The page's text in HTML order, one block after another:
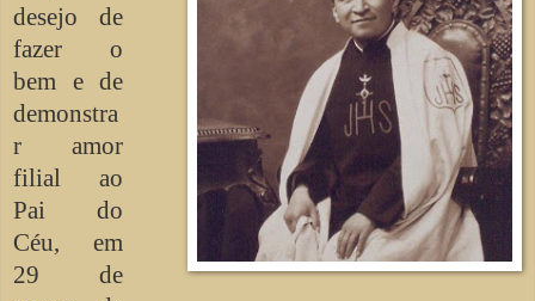
desejo de
fazer o
bem e de
demonstra
r amor
filial ao
Pai do
Céu, em
29 de